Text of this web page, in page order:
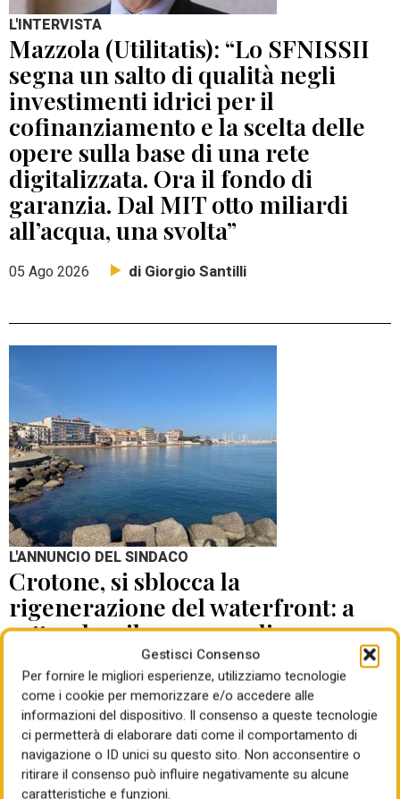
Gestisci Consenso
Per fornire le migliori esperienze, utilizziamo tecnologie
come i cookie per memorizzare e/o accedere alle
informazioni del dispositivo. Il consenso a queste tecnologie
ci permetterà di elaborare dati come il comportamento di
navigazione o ID unici su questo sito. Non acconsentire o
ritirare il consenso può influire negativamente su alcune
caratteristiche e funzioni.
L'INTERVISTA
Mazzola (Utilitatis): “Lo SFNISSII
segna un salto di qualità negli
investimenti idrici per il
cofinanziamento e la scelta delle
opere sulla base di una rete
digitalizzata. Ora il fondo di
garanzia. Dal MIT otto miliardi
all’acqua, una svolta”
05 Ago 2026 di Giorgio Santilli
L'ANNUNCIO DEL SINDACO
Crotone, si sblocca la
rigenerazione del waterfront: a
settembre il concorso di
progettazione
05 Ago 2026 di Mauro Giansante